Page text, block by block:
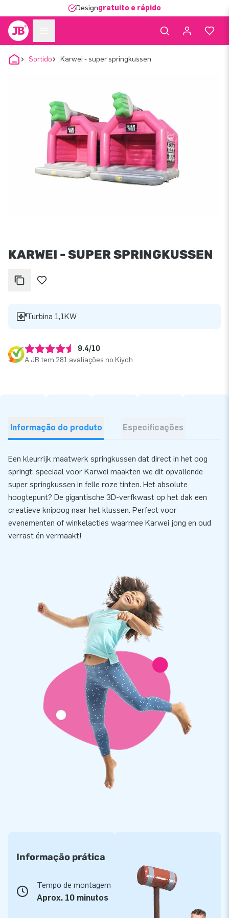
Designgratuito e rápido
Sortido Karwei - super springkussen
KARWEI - SUPER SPRINGKUSSEN
Turbina 1,1KW
9.4/10
A JB tem 281 avaliações no Kiyoh
Informação do produto Especificações
Een kleurrijk maatwerk springkussen dat direct in het oog
springt: speciaal voor Karwei maakten we dit opvallende
super springkussen in felle roze tinten. Het absolute
hoogtepunt? De gigantische 3D-verfkwast op het dak een
creatieve knipoog naar het klussen. Perfect voor
evenementen of winkelacties waarmee Karwei jong en oud
verrast én vermaakt!
Informação prática
Tempo de montagem
Aprox. 10 minutos